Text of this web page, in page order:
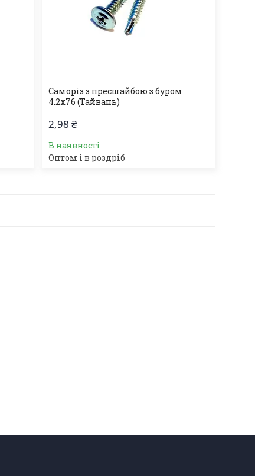
Саморіз з пресшайбою з буром
4.2х76 (Тайвань)
2,98 ₴
В наявності
Оптом і в роздріб